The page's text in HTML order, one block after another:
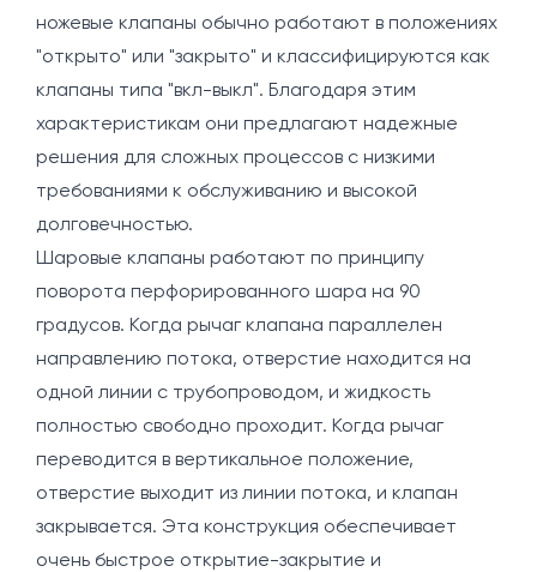
ножевые клапаны обычно работают в положениях
"открыто" или "закрыто" и классифицируются как
клапаны типа "вкл-выкл". Благодаря этим
характеристикам они предлагают надежные
решения для сложных процессов с низкими
требованиями к обслуживанию и высокой
долговечностью.
Шаровые клапаны работают по принципу
поворота перфорированного шара на 90
градусов. Когда рычаг клапана параллелен
направлению потока, отверстие находится на
одной линии с трубопроводом, и жидкость
полностью свободно проходит. Когда рычаг
переводится в вертикальное положение,
отверстие выходит из линии потока, и клапан
закрывается. Эта конструкция обеспечивает
очень быстрое открытие-закрытие и